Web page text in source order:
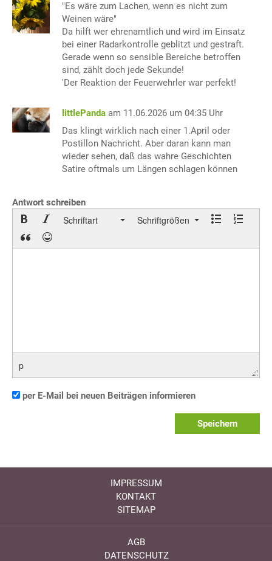
"Es wäre zum Lachen, wenn es nicht zum
Weinen wäre"
Da hilft wer ehrenamtlich und wird im Einsatz
bei einer Radarkontrolle geblitzt und gestraft.
Gerade wenn so sensible Bereiche betroffen
sind, zählt doch jede Sekunde!
'Der Reaktion der Feuerwehrler war perfekt!
littlePanda am 11.06.2026 um 04:35 Uhr
Das klingt wirklich nach einer 1.April oder
Postillon Nachricht. Aber daran kann man
wieder sehen, daß das wahre Geschichten
Satire oftmals um Längen schlagen können
Antwort schreiben
Schriftart Schriftgrößen
p
per E-Mail bei neuen Beiträgen informieren
Speichern
IMPRESSUM
KONTAKT
SITEMAP
AGB
DATENSCHUTZ